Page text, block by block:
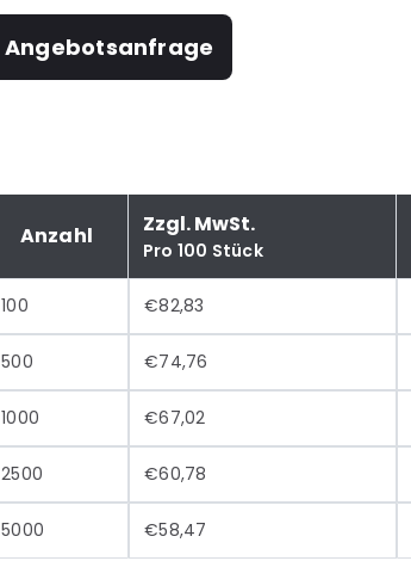
Angebotsanfrage
Anzahl Zzgl. MwSt.
Pro 100 Stück
100 €82,83
500 €74,76
1000 €67,02
2500 €60,78
5000 €58,47